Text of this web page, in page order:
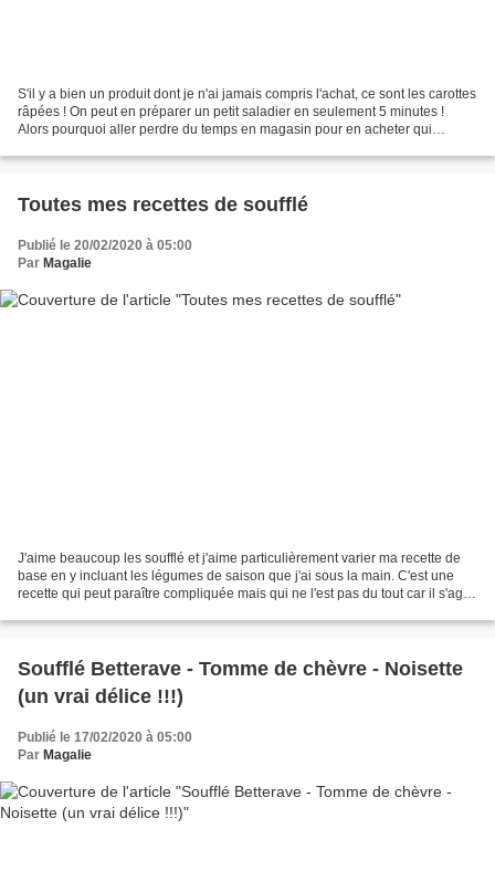
S'il y a bien un produit dont je n'ai jamais compris l'achat, ce sont les carottes
râpées ! On peut en préparer un petit saladier en seulement 5 minutes !
Alors pourquoi aller perdre du temps en magasin pour en acheter qui
Toutes mes recettes de soufflé
Publié le 20/02/2020 à 05:00
Par Magalie
J'aime beaucoup les soufflé et j'aime particulièrement varier ma recette de
base en y incluant les légumes de saison que j'ai sous la main. C'est une
recette qui peut paraître compliquée mais qui ne l'est pas du tout car il s'agit
Soufflé Betterave - Tomme de chèvre - Noisette
(un vrai délice !!!)
Publié le 17/02/2020 à 05:00
Par Magalie